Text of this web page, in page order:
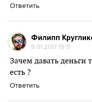
Ответить
Филипп
9.01.2017 19:11
Зачем давать деньги
есть ?
Ответить